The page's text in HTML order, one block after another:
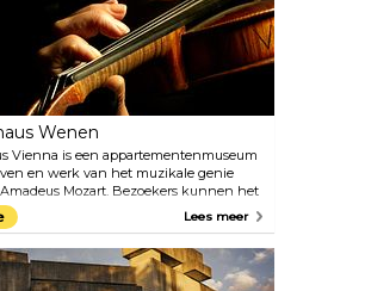
keizer Franz I. Natuurlijk zijn de tuinen
bezoeken in de warmere maanden.
Wenen
Vienna is een appartementenmuseum
en werk van het muzikale genie
Mozart. Bezoekers kunnen het
appartement van Mozart verkennen
is gebleven en waar hij de meeste
Naast de flat is er een
presentatie van de tijd waarin Mozart
zijn belangrijkste werken.
Lees meer